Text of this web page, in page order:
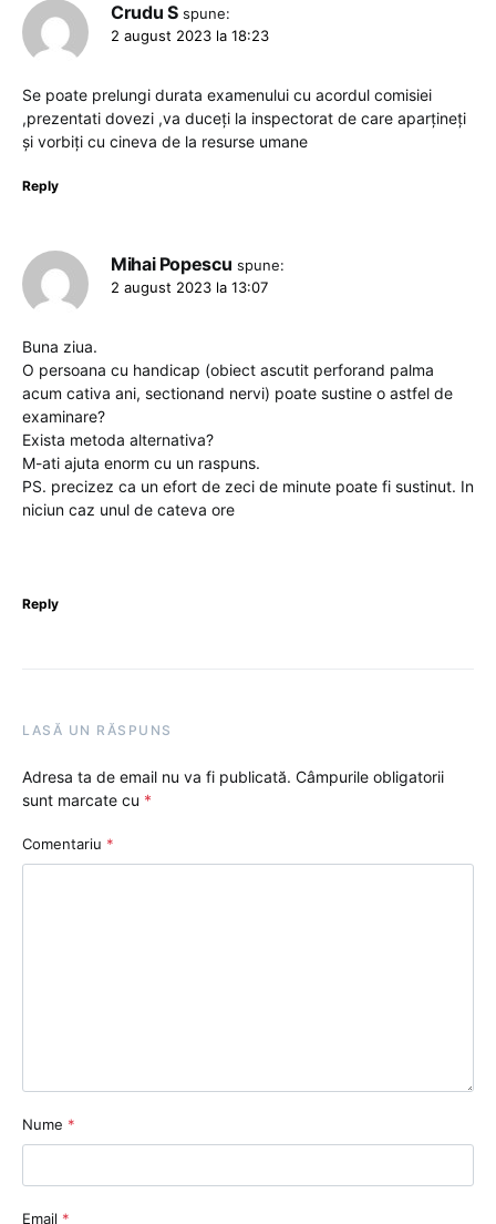
Crudu S spune:
2 august 2023 la 18:23
Se poate prelungi durata examenului cu acordul comisiei
,prezentati dovezi ,va duceți la inspectorat de care aparțineți
și vorbiți cu cineva de la resurse umane
Reply
Mihai Popescu spune:
2 august 2023 la 13:07
Buna ziua.
O persoana cu handicap (obiect ascutit perforand palma
acum cativa ani, sectionand nervi) poate sustine o astfel de
examinare?
Exista metoda alternativa?
M-ati ajuta enorm cu un raspuns.
PS. precizez ca un efort de zeci de minute poate fi sustinut. In
niciun caz unul de cateva ore
Reply
LASĂ UN RĂSPUNS
Adresa ta de email nu va fi publicată. Câmpurile obligatorii
sunt marcate cu *
Comentariu *
Nume *
Email *